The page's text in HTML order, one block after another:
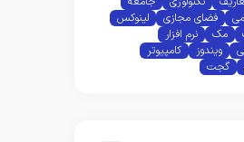
فضای مجازی
لینوکس
مک
نرم افزار
ویندوز
کامپیوتر
گجت